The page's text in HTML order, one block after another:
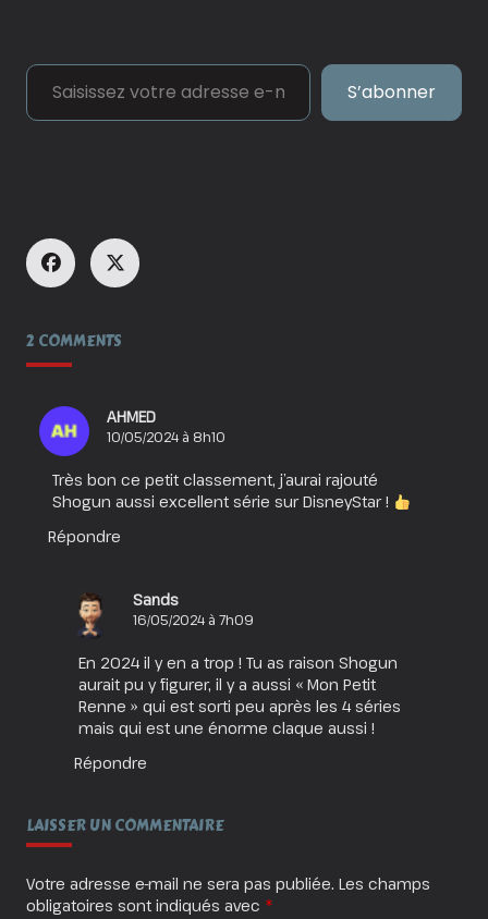
Saisissez votre adresse e-mail…
S’abonner
2 COMMENTS
AHMED
10/05/2024 à 8h10
Très bon ce petit classement, j’aurai rajouté
Shogun aussi excellent série sur DisneyStar !
Répondre
Sands
16/05/2024 à 7h09
En 2024 il y en a trop ! Tu as raison Shogun
aurait pu y figurer, il y a aussi « Mon Petit
Renne » qui est sorti peu après les 4 séries
mais qui est une énorme claque aussi !
Répondre
LAISSER UN COMMENTAIRE
Votre adresse e-mail ne sera pas publiée. Les champs
obligatoires sont indiqués avec *